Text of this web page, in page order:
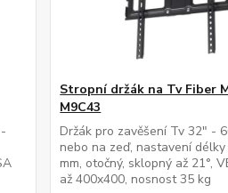
Stropní držák na Tv Fiber
M9C43
Držák pro zavěšení Tv 32" -
nebo na zeď, nastavení
mm, otočný, sklopný až 21°,
až 400x400, nosnost 35 kg